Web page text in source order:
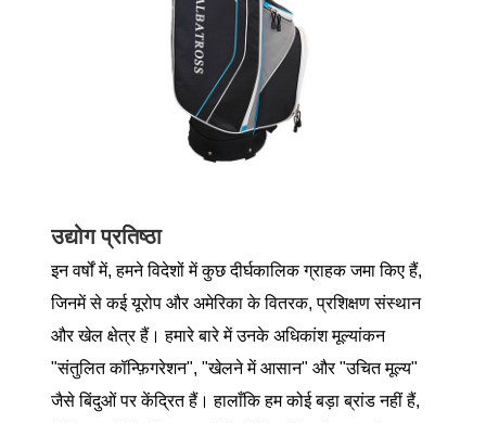
उद्योग प्रतिष्ठा
इन वर्षों में, हमने विदेशों में कुछ दीर्घकालिक ग्राहक जमा किए हैं,
जिनमें से कई यूरोप और अमेरिका के वितरक, प्रशिक्षण संस्थान
और खेल क्षेत्र हैं। हमारे बारे में उनके अधिकांश मूल्यांकन
"संतुलित कॉन्फ़िगरेशन", "खेलने में आसान" और "उचित मूल्य"
जैसे बिंदुओं पर केंद्रित हैं। हालाँकि हम कोई बड़ा ब्रांड नहीं हैं,